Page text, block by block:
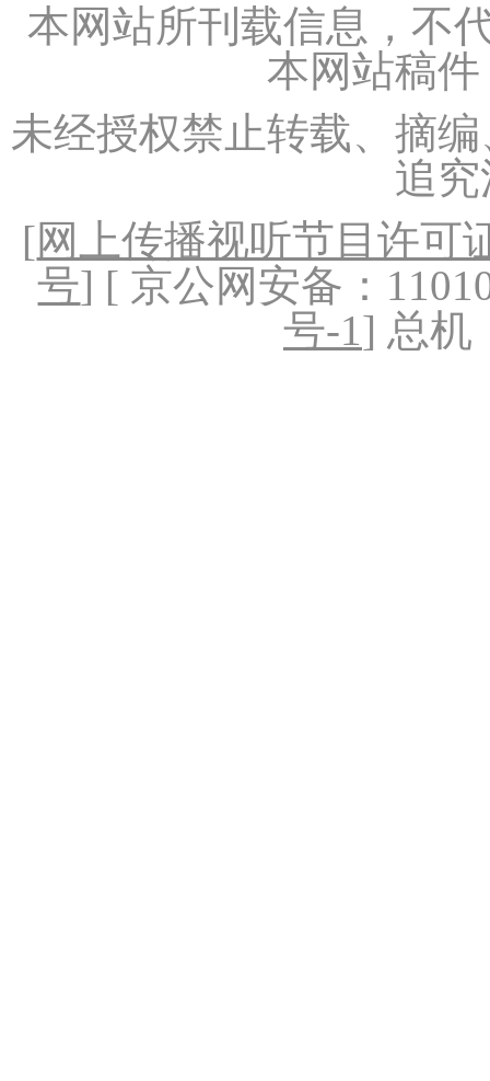
本网站所刊载信息，不
本网站稿
未经授权禁止转载、摘
追
[网上传播视听节目许可
号] [ 京公网安备：
号-1] 总机